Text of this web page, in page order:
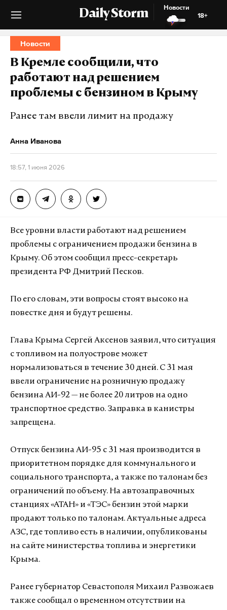
Daily Storm
Новости
18+
Новости
В Кремле сообщили, что
работают над решением
проблемы с бензином в Крыму
Ранее там ввели лимит на продажу
Анна Иванова
18:57, 1 июня 2026
Все уровни власти работают над решением
проблемы с ограничением продажи бензина в
Крыму. Об этом сообщил пресс-секретарь
президента РФ Дмитрий Песков.
По его словам, эти вопросы стоят высоко на
повестке дня и будут решены.
Глава Крыма Сергей Аксенов заявил, что ситуация
с топливом на полуострове может
нормализоваться в течение 30 дней. С 31 мая
ввели ограничение на розничную продажу
бензина АИ-92 — не более 20 литров на одно
транспортное средство. Заправка в канистры
запрещена.
Отпуск бензина АИ-95 с 31 мая производится в
приоритетном порядке для коммунального и
социального транспорта, а также по талонам без
ограничений по объему. На автозаправочных
станциях «АТАН» и «ТЭС» бензин этой марки
продают только по талонам. Актуальные адреса
АЗС, где топливо есть в наличии, опубликованы
на сайте министерства топлива и энергетики
Крыма.
Ранее губернатор Севастополя Михаил Развожаев
также сообщал о временном отсутствии на